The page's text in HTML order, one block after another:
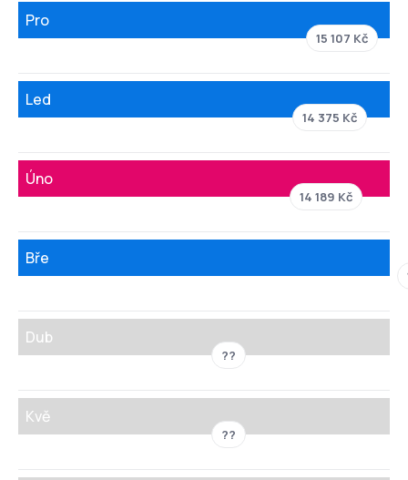
Pro
15 107 Kč
Led
14 375 Kč
Úno
14 189 Kč
Bře
Dub
??
Kvě
??